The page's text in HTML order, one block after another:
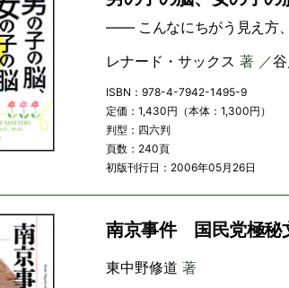
―― こんなにちがう見え方
レナード・サックス 著 ／
ISBN：978-4-7942-1495-9
定価：1,430円（本体：1,300円）
判型：四六判
頁数：240頁
初版刊行日：2006年05月26日
南京事件 国民党極秘
東中野修道 著